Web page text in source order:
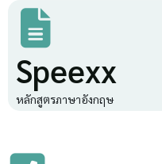
Speexx
หลักสูตรภาษาอังกฤษ